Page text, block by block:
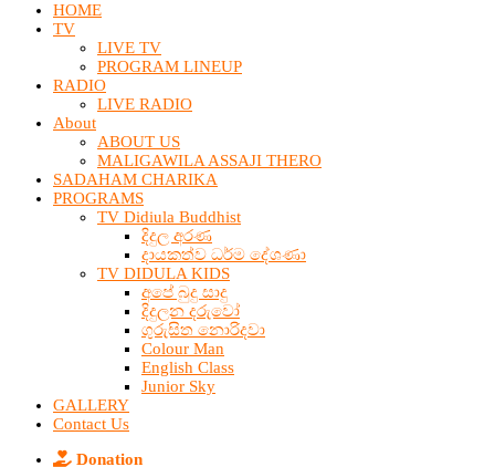
HOME
TV
LIVE TV
PROGRAM LINEUP
RADIO
LIVE RADIO
About
ABOUT US
MALIGAWILA ASSAJI THERO
SADAHAM CHARIKA
PROGRAMS
TV Didiula Buddhist
දිදුල අරණ
දායකත්ව ධර්ම දේශණා
TV DIDULA KIDS
අපේ බුදු සාදු
දිදුලන දරුවෝ
ගුරුසිත නොරිදවා
Colour Man
English Class
Junior Sky
GALLERY
Contact Us
Donation